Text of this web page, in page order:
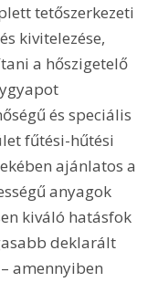
tetőszerkezeti
kivitelezése,
a hőszigetelő
és speciális
fűtési-hűtési
ajánlatos a
anyagok
kiváló hatásfok
deklarált
amennyiben